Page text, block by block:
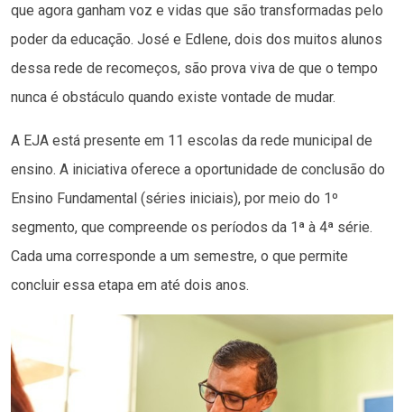
que agora ganham voz e vidas que são transformadas pelo
poder da educação. José e Edlene, dois dos muitos alunos
dessa rede de recomeços, são prova viva de que o tempo
nunca é obstáculo quando existe vontade de mudar.
A EJA está presente em 11 escolas da rede municipal de
ensino. A iniciativa oferece a oportunidade de conclusão do
Ensino Fundamental (séries iniciais), por meio do 1º
segmento, que compreende os períodos da 1ª à 4ª série.
Cada uma corresponde a um semestre, o que permite
concluir essa etapa em até dois anos.